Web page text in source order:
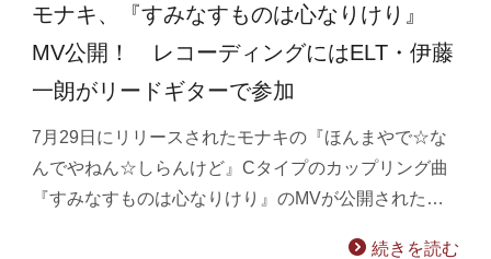
モナキ、『すみなすものは心なりけり』
MV公開！ レコーディングにはELT・伊藤
一朗がリードギターで参加
7月29日にリリースされたモナキの『ほんまやで☆な
んでやねん☆しらんけど』Cタイプのカップリング曲
『すみなすものは心なりけり』のMVが公開された…
続きを読む